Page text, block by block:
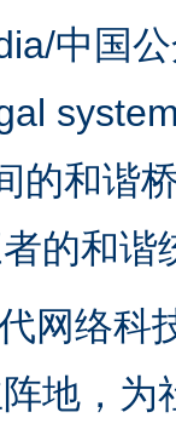
中国
的和谐
的和谐
网络科
地，